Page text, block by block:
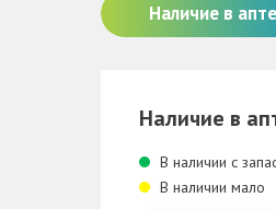
Наличие в
Наличие в
В наличии с
В наличии мало